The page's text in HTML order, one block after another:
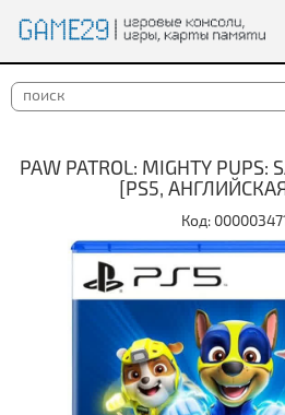
PAW PATROL: MIGHTY PUPS:
[PS5,
Код: